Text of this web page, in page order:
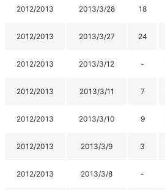
2012/2013 2013/3/28 18
2012/2013 2013/3/27 24
2012/2013 2013/3/12 -
2012/2013 2013/3/11 7
2012/2013 2013/3/10 9
2012/2013 2013/3/9 3
2012/2013 2013/3/8 -